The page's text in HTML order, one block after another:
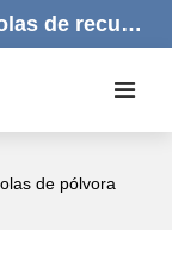
Proveedor de repuestos para pistolas de recubrimiento en polvo | Productos de calidad, respuesta rápida y atención al cliente amable.
de pólvora